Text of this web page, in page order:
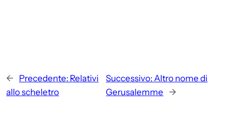
← Precedente: Relativi
allo scheletro
Successivo: Altro nome di
Gerusalemme
→